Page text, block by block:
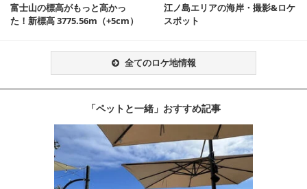
富士山の標高がもっと高かっ
た！新標高 3775.56m（+5cm）
江ノ島エリアの海岸・撮影&ロケ
スポット
全てのロケ地情報
「ペットと一緒」おすすめ記事